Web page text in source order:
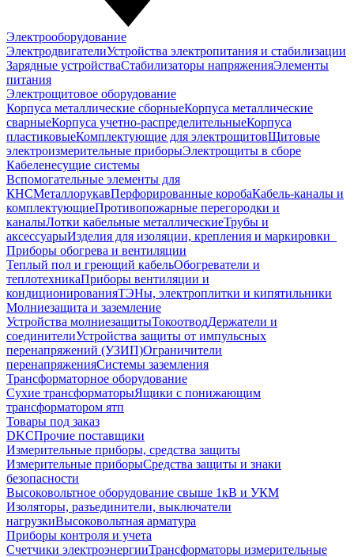
Электрооборудование
ЭлектродвигателиУстройства электропитания и стабилизации
Зарядные устройстваСтабилизаторы напряженияЭлементы
питания
Электрощитовое оборудование
Корпуса металлические сборныеКорпуса металлические
сварныеКорпуса учетно-распределительныеКорпуса
пластиковыеКомплектующие для электрощитовЩитовые
электроизмерительные приборыЭлектрощиты в сборе
Кабеленесущие системы
Вспомогательные элементы для
КНСМеталлорукавПерфорированные коробаКабель-каналы и
комплектующиеПротивопожарные перегородки и
каналыЛотки кабельные металлическиеТрубы и
аксессуарыИзделия для изоляции, крепления и маркировки
Приборы обогрева и вентиляции
Теплый пол и греющий кабельОбогреватели и
теплотехникаПриборы вентиляции и
кондиционированияТЭНы, электроплитки и кипятильники
Молниезащита и заземление
Устройства молниезащитыТокоотводДержатели и
соединителиУстройства защиты от импульсных
перенапряжений (УЗИП)Ограничители
перенапряженияСистемы заземления
Трансформаторное оборудование
Сухие трансформаторыЯщики с понижающим
трансформатором ятп
Товары под заказ
DKCПрочие поставщики
Измерительные приборы, средства защиты
Измерительные приборыСредства защиты и знаки
безопасности
Высоковольтное оборудование свыше 1кВ и УКМ
Изоляторы, разъединители, выключатели
нагрузкиВысоковольтная арматура
Приборы контроля и учета
Счетчики электроэнергииТрансформаторы измерительные